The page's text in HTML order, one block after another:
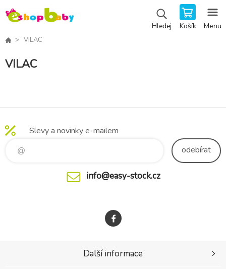
Hledej Košík Menu
VILAC
VILAC
Slevy a novinky e-mailem
odebírat
info@easy-stock.cz
Další informace